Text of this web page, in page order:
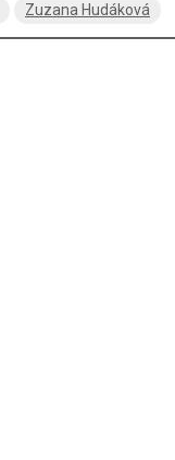
Zuzana Hudáková